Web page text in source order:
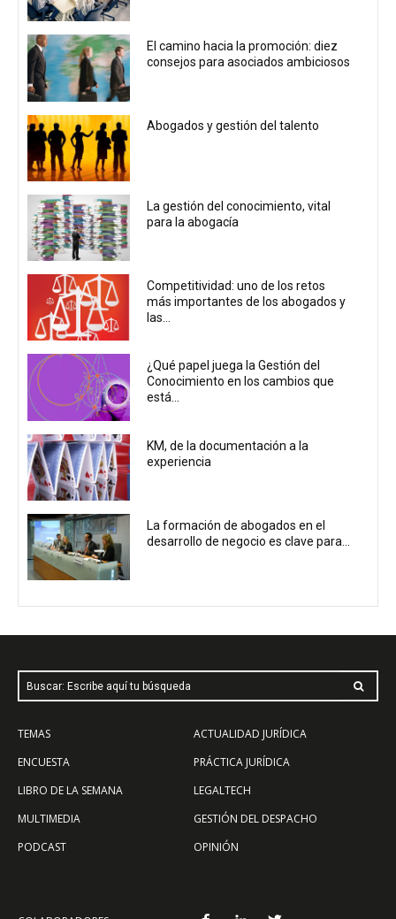
El camino hacia la promoción: diez
consejos para asociados ambiciosos
Abogados y gestión del talento
La gestión del conocimiento, vital
para la abogacía
Competitividad: uno de los retos
más importantes de los abogados y
las...
¿Qué papel juega la Gestión del
Conocimiento en los cambios que
está...
KM, de la documentación a la
experiencia
La formación de abogados en el
desarrollo de negocio es clave para...
Buscar: Escribe aquí tu búsqueda
TEMAS
ENCUESTA
LIBRO DE LA SEMANA
MULTIMEDIA
PODCAST
ACTUALIDAD JURÍDICA
PRÁCTICA JURÍDICA
LEGALTECH
GESTIÓN DEL DESPACHO
OPINIÓN